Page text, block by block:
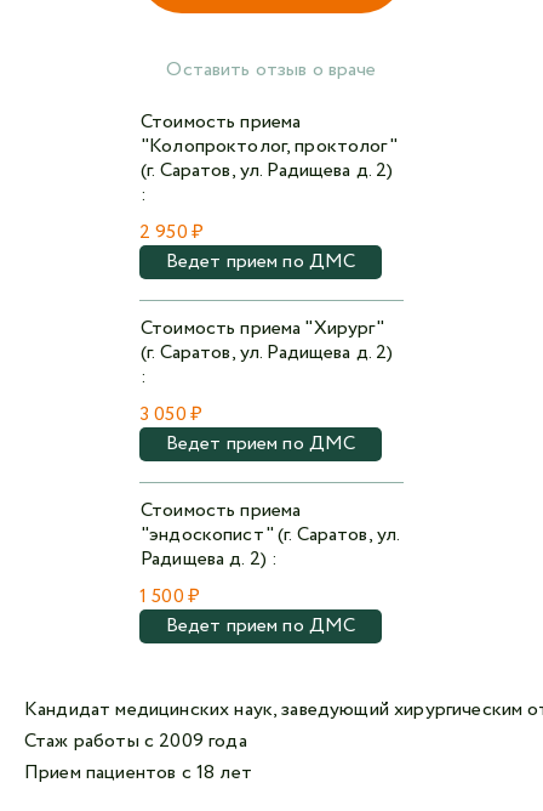
Оставить отзыв о враче
Стоимость приема
"Колопроктолог, проктолог"
(г. Саратов, ул. Радищева д. 2)
:
2 950 ₽
Ведет прием по ДМС
Стоимость приема "Хирург"
(г. Саратов, ул. Радищева д. 2)
:
3 050 ₽
Ведет прием по ДМС
Стоимость приема
"эндоскопист" (г. Саратов, ул.
Радищева д. 2) :
1 500 ₽
Ведет прием по ДМС
Кандидат медицинских наук, заведующий хирургическим
Стаж работы с 2009 года
Прием пациентов с 18 лет
Авторизоваться в личном кабинете
или войти через VK ID с использованием данных
из сервиса
Я не
робот
Отправляя данную форму,я даю согласие на
обработку персональных данных СМК «Медгард»